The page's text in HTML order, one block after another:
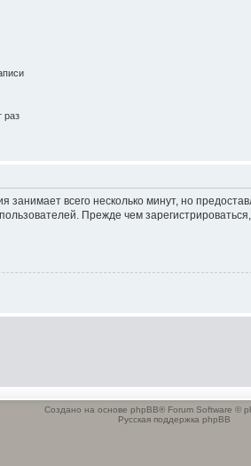
раз
всего несколько минут, но
Прежде чем
Создано на основе phpBB® Forum Software ©
Русская поддержка phpBB